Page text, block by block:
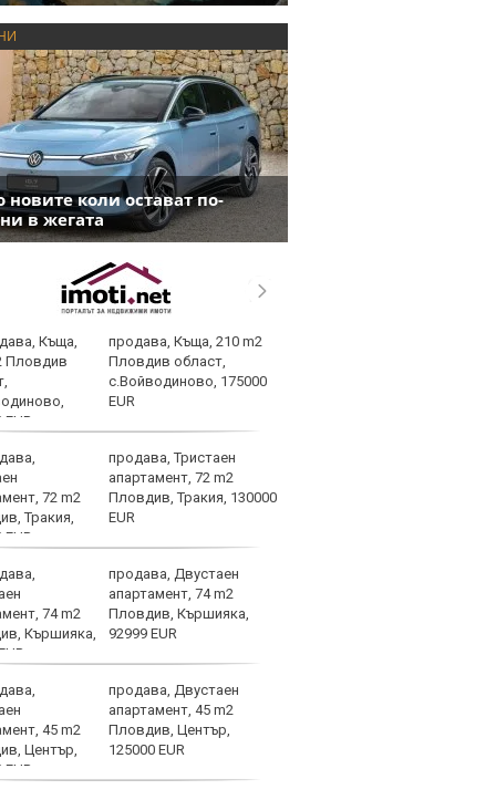
новите коли остават по-
в жегата
продава, Къща, 210 m2
Пловдив област,
с.Войводиново, 175000
EUR
продава, Тристаен
апартамент, 72 m2
Пловдив, Тракия, 130000
EUR
продава, Двустаен
апартамент, 74 m2
Пловдив, Кършияка,
92999 EUR
продава, Двустаен
апартамент, 45 m2
Пловдив, Център,
125000 EUR